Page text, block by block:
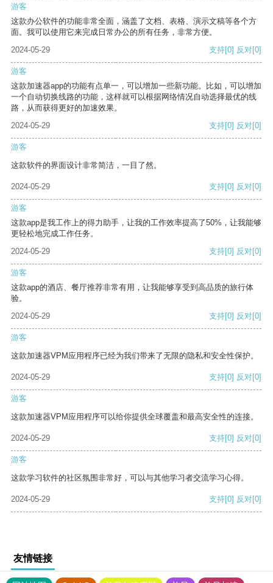
游客
这款办公软件的功能非常全面，涵盖了文档、表格、演示文稿等各个方
面。我可以使用它来完成日常办公的所有任务，非常方便。
2024-05-29
支持[0] 反对[0]
游客
这款加速器app的功能有点单一，可以增加一些新功能。比如，可以增加
一个自动切换线路的功能，这样就可以根据网络情况自动选择最优的线
路，从而获得更好的加速效果。
2024-05-29
支持[0] 反对[0]
游客
这款软件的界面设计非常简洁，一目了然。
2024-05-29 支持[0] 反对[0]
游客
这款app是我工作上的得力助手，让我的工作效率提高了50%，让我能够
更轻松地完成工作任务。
2024-05-29
支持[0] 反对[0]
游客
这款app的酒店、餐厅推荐非常有用，让我能够享受到高品质的旅行体
验。
2024-05-29
支持[0] 反对[0]
游客
这款加速器VPM应用程序已经为我们带来了无限的隐私和安全性保护。
2024-05-29 支持[0] 反对[0]
游客
这款加速器VPM应用程序可以给你提供全球覆盖和最高安全性的连接。
2024-05-29 支持[0] 反对[0]
游客
这款学习软件的社区氛围非常好，可以与其他学习者交流学习心得。
2024-05-29 支持[0] 反对[0]
友情链接